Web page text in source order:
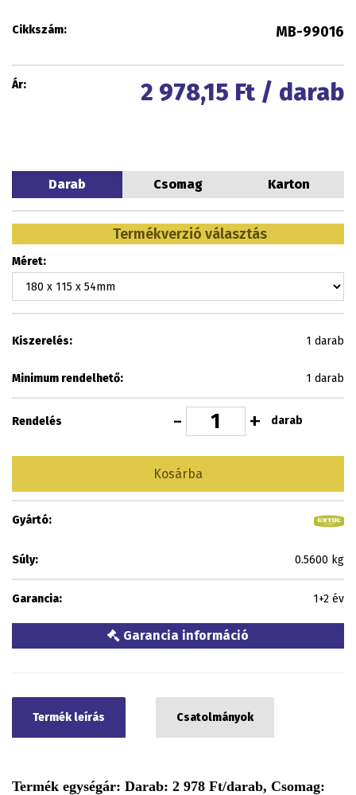
Cikkszám: MB-99016
Ár: 2 978,15 Ft / darab
Darab Csomag Karton
Termékverzió választás
Méret:
Kiszerelés: 1 darab
Minimum rendelhető: 1 darab
Rendelés - + darab
Kosárba
Gyártó:
Súly: 0.5600 kg
Garancia: 1+2 év
Garancia információ
Termék leírás Csatolmányok
Termék egységár: Darab: 2 978 Ft/darab, Csomag: